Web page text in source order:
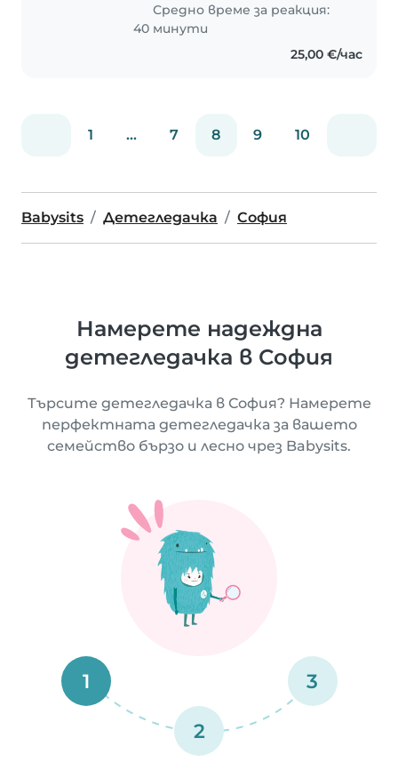
Средно време за реакция:
40 минути
25,00 €/час
1 ... 7 8 9 10
Babysits Детегледачка София
Намерете надеждна
детегледачка в София
Търсите детегледачка в София? Намерете
перфектната детегледачка за вашето
семейство бързо и лесно чрез Babysits.
1
2
3